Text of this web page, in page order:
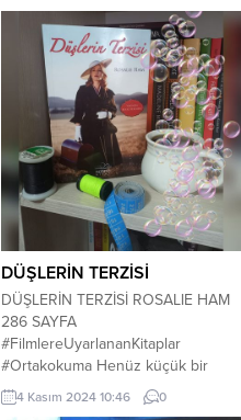
DÜŞLERİN TERZİSİ
DÜŞLERİN TERZİSİ ROSALIE HAM
286 SAYFA
#FilmlereUyarlananKitaplar
#Ortakokuma Henüz küçük bir
çocukken koparıldığın ve bir daha
geri dönemediğin yer hala evin
4 Kasım 2024 10:46 0